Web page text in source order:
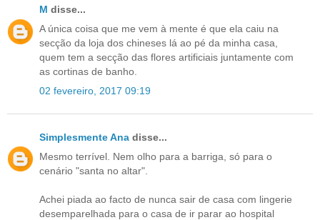
M disse...
A única coisa que me vem à mente é que ela caiu na
secção da loja dos chineses lá ao pé da minha casa,
quem tem a secção das flores artificiais juntamente com
as cortinas de banho.
02 fevereiro, 2017 09:19
Simplesmente Ana disse...
Mesmo terrível. Nem olho para a barriga, só para o
cenário "santa no altar".
Achei piada ao facto de nunca sair de casa com lingerie
desemparelhada para o casa de ir parar ao hospital